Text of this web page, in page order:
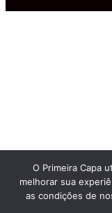
O Primeira Capa
melhorar sua
as condições de